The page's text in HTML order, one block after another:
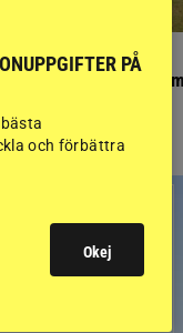
GÄSTBLOGGEN
Finaldag med
PÅ
och förbättra
Okej